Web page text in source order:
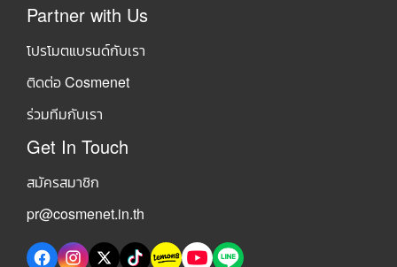
Partner with Us
โปรโมตแบรนด์กับเรา
ติดต่อ Cosmenet
ร่วมทีมกับเรา
Get In Touch
สมัครสมาชิก
pr@cosmenet.in.th